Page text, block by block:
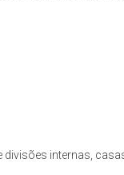
internas,